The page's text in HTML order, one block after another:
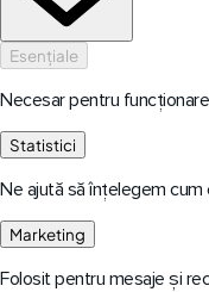
Esențiale
Necesar pentru
Statistici
Ne ajută să înțelegem
Marketing
Folosit pentru mesaje și